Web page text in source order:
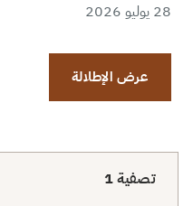
28 يوليو 2026
عرض الإطلالة
تصفية1